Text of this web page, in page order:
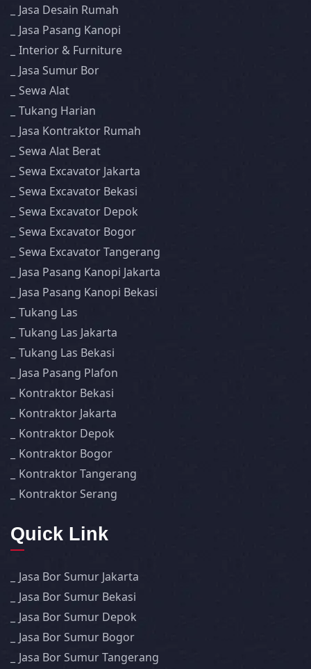
Jasa Desain Rumah
Jasa Pasang Kanopi
Interior & Furniture
Jasa Sumur Bor
Sewa Alat
Tukang Harian
Jasa Kontraktor Rumah
Sewa Alat Berat
Sewa Excavator Jakarta
Sewa Excavator Bekasi
Sewa Excavator Depok
Sewa Excavator Bogor
Sewa Excavator Tangerang
Jasa Pasang Kanopi Jakarta
Jasa Pasang Kanopi Bekasi
Tukang Las
Tukang Las Jakarta
Tukang Las Bekasi
Jasa Pasang Plafon
Kontraktor Bekasi
Kontraktor Jakarta
Kontraktor Depok
Kontraktor Bogor
Kontraktor Tangerang
Kontraktor Serang
Quick Link
Jasa Bor Sumur Jakarta
Jasa Bor Sumur Bekasi
Jasa Bor Sumur Depok
Jasa Bor Sumur Bogor
Jasa Bor Sumur Tangerang